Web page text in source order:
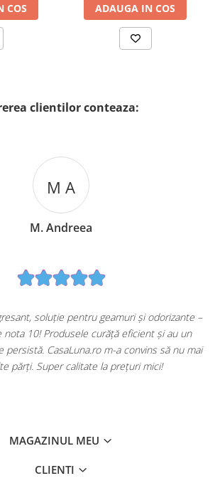
COS ADAUGA IN COS
clientilor conteaza:
M A
M. Andreea
soluție pentru geamuri și odorizante –
10! Produsele curăță eficient și au un
persistă. CasaLuna.ro m-a convins să nu mai
părți. Super calitate la prețuri mici!
MAGAZINUL MEU
CLIENTI